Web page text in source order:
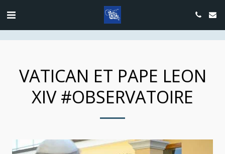
google.com, pub-4889604885818732, DIRECT, f08c47fec0942fa0
VATICAN ET PAPE LEON
XIV #OBSERVATOIRE